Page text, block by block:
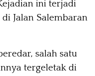
ini terjadi
Jalan Salembaran
salah satu
tergeletak di